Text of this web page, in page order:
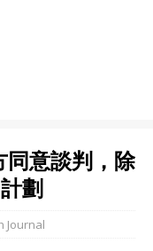
同意談判，除
劃
Journal